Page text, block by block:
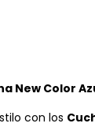
New Color
con los